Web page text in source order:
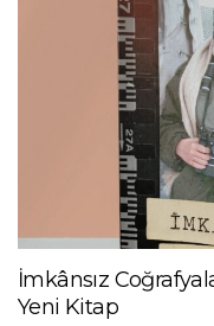
İmkânsız
Yeni Kitap